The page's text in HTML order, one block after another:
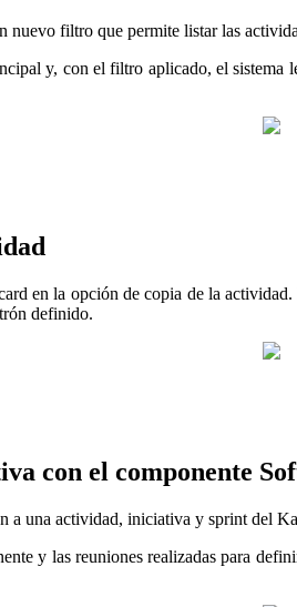
nuevo filtro que permite listar las
y, con el filtro aplicado, el sistema
en la opción de copia de la
definido.
con el componente
a una actividad, iniciativa y sprint del
y las reuniones realizadas para